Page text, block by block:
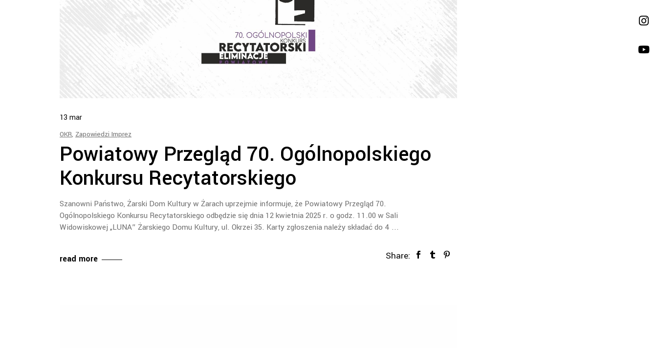
13 mar
OKR, Zapowiedzi Imprez
Powiatowy Przegląd 70. Ogólnopolskiego
Konkursu Recytatorskiego
Szanowni Państwo, Żarski Dom Kultury w Żarach uprzejmie informuje, że Powiatowy Przegląd 70.
Ogólnopolskiego Konkursu Recytatorskiego odbędzie się dnia 12 kwietnia 2025 r. o godz. 11.00 w Sali
Widowiskowej „LUNA” Żarskiego Domu Kultury, ul. Okrzei 35. Karty zgłoszenia należy składać do 4
read more Share: